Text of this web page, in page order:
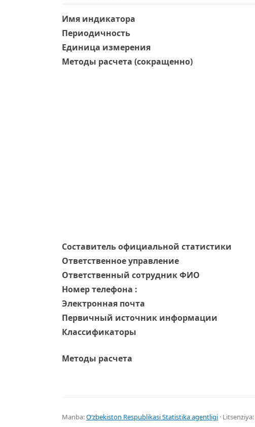
Имя индикатора
Периодичность
Единица измерения
Методы расчета (сокращенно)
Составитель официальной статистики
Ответственное управление
Oтветственный сотрудник ФИО
Номер телефона :
Электронная почта
Первичный источник информации
Классификаторы
Методы расчета
Manba:Oʻzbekiston Respublikasi Statistika agentligi · Litsenziya: